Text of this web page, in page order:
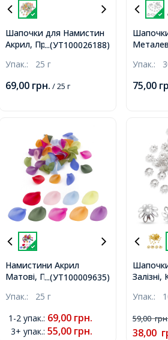
...(УТ100026188)
Шапочки для Намистин
Акрил, Прозорі, Квітка,
14х13х6мм, Отвір: 2мм,
Упак.: 25 г
69,00 грн. / 25 г
Отвір
Упак.:
75,00
...(УТ100009635)
Намистини Акрил
Матові, Прозорі, Квітка,
21x19мм, Отвір 1мм,
Упак.: 25 г
1-2 упак.: 69,00 грн.
3+ упак.: 55,00 грн.
Залізні,
14х5мм,
Упак.:
59,00
38,00